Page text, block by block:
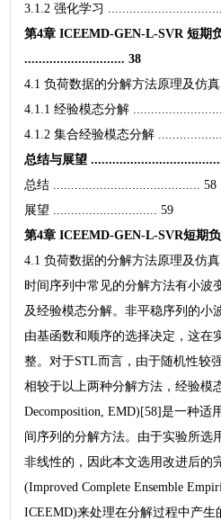
3.1.2 强化学习
第4章 ICEEMD-GEN-L-SVR 短期
............................ 38
4.1 负荷数据的分解方法原理及仿
4.1.1 经验模态分解
4.1.2 集合经验模态分解
总结与展望
总结 ......................................... 58
展望 ............................. 59
第4章 ICEEMD-GEN-L-SVR短期
4.1 负荷数据的分解方法原理及仿真
时间序列中常见的分解方法有小波
及经验模态分解。非平稳序列的小
由基函数和顺序的选择决定，这在
整。对于STL而言，由于随机性较
相较于以上两种分解方法，经验模
Decomposition, EMD)[58]是一种适
间序列的分解方法。由于实验所选
非线性的，因此本文选用改进后的
(Improved Complete Ensemble
ICEEMD)来处理在分解过程中产生